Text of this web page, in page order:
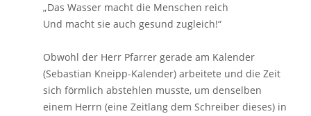
„Das Wasser macht die Menschen reich
Und macht sie auch gesund zugleich!“
Obwohl der Herr Pfarrer gerade am Kalender
(Sebastian Kneipp-Kalender) arbeitete und die Zeit
sich förmlich abstehlen musste, um denselben
einem Herrn (eine Zeitlang dem Schreiber dieses) in